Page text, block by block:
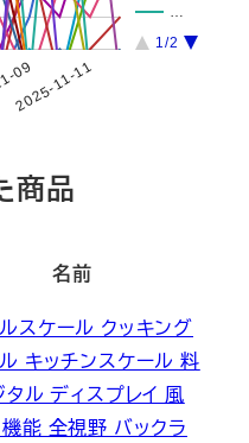
…
1/2
09
2025-11-11
商品
名前
スケール クッキング
キッチンスケール 料
ル ディスプレイ 風
能 全視野 バックラ